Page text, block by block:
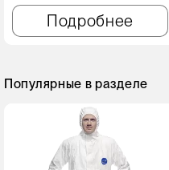
Подробнее
Популярные в разделе